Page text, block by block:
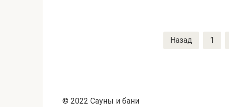
Назад 1
© 2022 Сауны и бани